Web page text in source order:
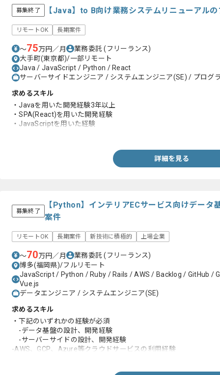
募集終了 【Java】to B向け業務システムリニューアル
リモートOK 長期案件
〜75万円／月 業務委託(フリーランス)
大手町(東京都)/一部リモート
Java / JavaScript / Python / React
サーバーサイドエンジニア / システムエンジニア(SE) / プログ
求めるスキル
・Javaを用いた開発経験3年以上
・SPA(React)を用いた開発経験
・JavaScriptを用いた経験
詳細を見る
募集終了
【Python】インテリアECサービス向けデータ
案件
リモートOK 長期案件 新技術に積極的 上場企業
〜70万円／月 業務委託(フリーランス)
博多(福岡県)/フルリモート
JavaScript / Python / Ruby / Rails / AWS / Backlog / GitHub /
Vue.js
データエンジニア / システムエンジニア(SE)
求めるスキル
・下記のいずれかの経験が必須
-データ基盤の設計、開発経験
-サーバーサイドの設計、開発経験
-AWS、GCP、Azure等クラウドサービスの利用経験